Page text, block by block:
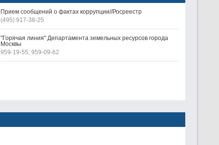
Прием сообщений о фактах коррупции//Росреестр
(495) 917-38-25
"Горячая линия" Департамента земельных ресурсов города
Москвы
959-19-55, 959-09-62